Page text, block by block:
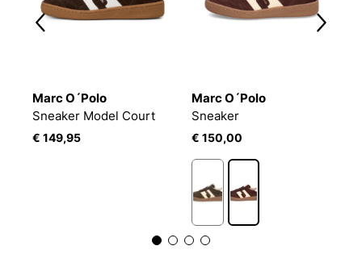
Marc O´Polo
Sneaker Model Court
€ 149,95
Marc O´Polo
Sneaker
€ 150,00